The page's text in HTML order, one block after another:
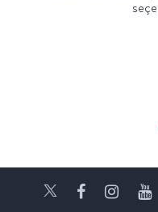
TwitterFacebook